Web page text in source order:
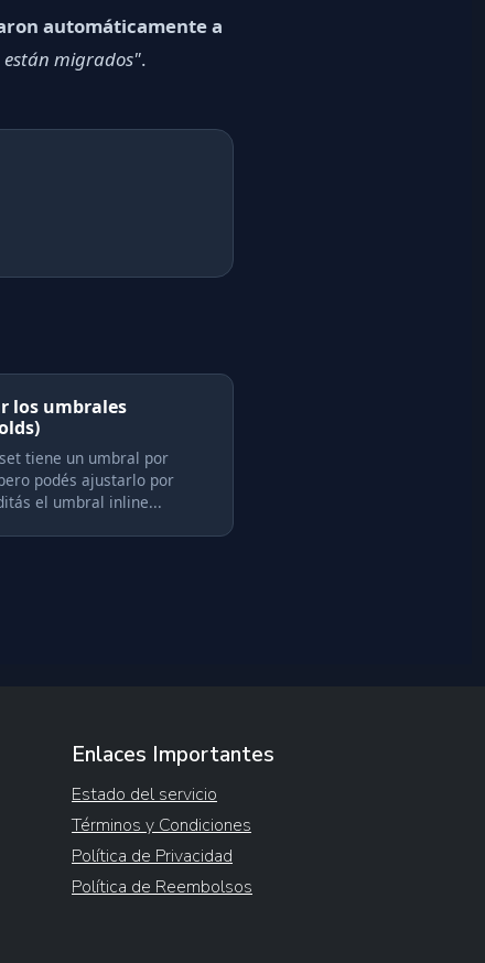
automáticamente a
están migrados".
los umbrales
tiene un umbral por
podés ajustarlo por
el umbral inline...
Enlaces Importantes
Estado del servicio
Términos y Condiciones
Política de Privacidad
Política de Reembolsos